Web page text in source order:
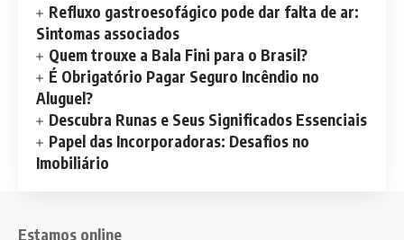
Refluxo gastroesofágico pode dar falta de ar:
Sintomas associados
Quem trouxe a Bala Fini para o Brasil?
É Obrigatório Pagar Seguro Incêndio no
Aluguel?
Descubra Runas e Seus Significados Essenciais
Papel das Incorporadoras: Desafios no
Imobiliário
Estamos online